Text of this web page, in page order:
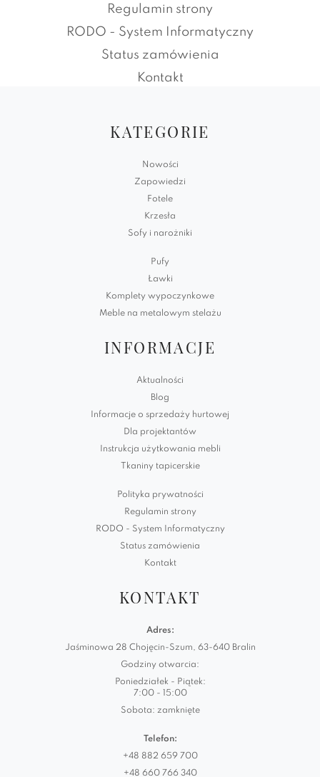
Regulamin strony
RODO - System Informatyczny
Status zamówienia
Kontakt
KATEGORIE
Nowości
Zapowiedzi
Fotele
Krzesła
Sofy i narożniki
Pufy
Ławki
Komplety wypoczynkowe
Meble na metalowym stelażu
INFORMACJE
Aktualności
Blog
Informacje o sprzedaży hurtowej
Dla projektantów
Instrukcja użytkowania mebli
Tkaniny tapicerskie
Polityka prywatności
Regulamin strony
RODO - System Informatyczny
Status zamówienia
Kontakt
KONTAKT
Adres:
Jaśminowa 28 Chojęcin-Szum, 63-640 Bralin
Godziny otwarcia:
Poniedziałek - Piątek:
7:00 - 15:00
Sobota: zamknięte
Telefon:
+48 882 659 700
+48 660 766 340